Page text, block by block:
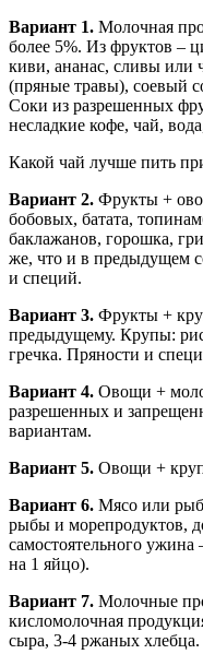
Вариант 1. Молочная
более 5%. Из фруктов –
киви, ананас, сливы или
(пряные травы), соевый
Соки из разрешенных
несладкие кофе, чай,
Какой чай лучше пить
Вариант 2. Фрукты +
бобовых, батата,
баклажанов, горошка,
же, что и в предыдущем
и специй.
Вариант 3. Фрукты +
предыдущему. Крупы:
гречка. Пряности и
Вариант 4. Овощи +
разрешенных и
вариантам.
Вариант 5. Овощи +
Вариант 6. Мясо или
рыбы и морепродуктов,
самостоятельного
на 1 яйцо).
Вариант 7. Молочные
кисломолочная
сыра, 3-4 ржаных хлебца.